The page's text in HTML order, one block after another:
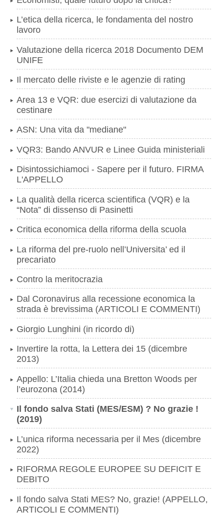
L’etica della ricerca, le fondamenta del nostro
lavoro
Valutazione della ricerca 2018 Documento DEM
UNIFE
Il mercato delle riviste e le agenzie di rating
Area 13 e VQR: due esercizi di valutazione da
cestinare
ASN: Una vita da "mediane"
VQR3: Bando ANVUR e Linee Guida ministeriali
Disintossichiamoci - Sapere per il futuro. FIRMA
L'APPELLO
La qualità della ricerca scientifica (VQR) e la
“Nota” di dissenso di Pasinetti
Critica economica della riforma della scuola
La riforma del pre-ruolo nell’Universita’ ed il
precariato
Contro la meritocrazia
Dal Coronavirus alla recessione economica la
strada è brevissima (ARTICOLI E COMMENTI)
Giorgio Lunghini (in ricordo di)
Invertire la rotta, la Lettera dei 15 (dicembre
2013)
Appello: L’Italia chieda una Bretton Woods per
l’eurozona (2014)
Il fondo salva Stati (MES/ESM) ? No grazie !
(2019)
L’unica riforma necessaria per il Mes (dicembre
2022)
RIFORMA REGOLE EUROPEE SU DEFICIT E
DEBITO
Il fondo salva Stati MES? No, grazie! (APPELLO,
ARTICOLI E COMMENTI)